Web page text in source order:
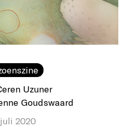
Uzuner
Goudswaard
2020